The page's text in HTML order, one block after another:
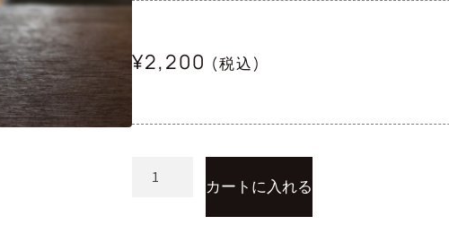
¥2,200 (税込)
カートに入れる